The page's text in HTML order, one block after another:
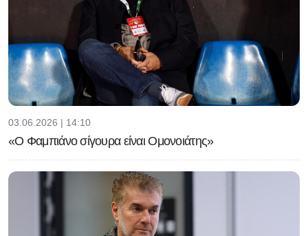
03.06.2026 | 14:10
«Ο Φαμπιάνο σίγουρα είναι Ομονοιάτης»